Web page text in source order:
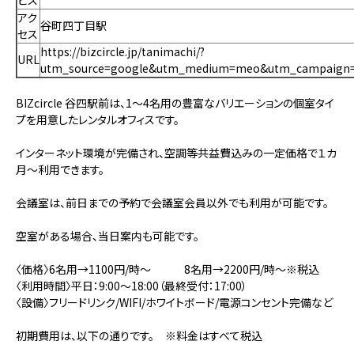
アク
セス
谷町四丁目駅
URLhttps://bizcircle.jp/tanimachi/?
BIZcircle 谷四駅前は、1～4名用の豊富なバリエーションの個室タイ
プを用意したレンタルオフィスです。
インターネット環境が完備され、空調等共益費込みの一定価格で１カ
月～利用できます。
会議室は、前日までの予約で会議室会員以外でも利用が可能です。
空室がある場合、当日案内も可能です。
〈価格〉6名用→1100円/時～ 8名用→2200円/時～※税込
〈利用時間〉平日：9:00～18:00（最終受付：17:00）
〈設備〉フリードリンク/WIFI/ホワイトボード/電源コンセント完備など
初期費用は、以下の通りです。 ※料金はすべて税込